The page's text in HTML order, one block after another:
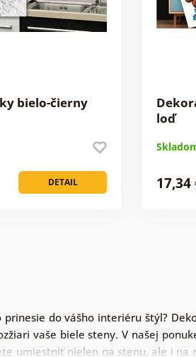
bielo-čierny
DETAIL
loď
17,34
do vášho interiéru štýl?
vaše biele steny. V našej
umiestniť nielen na stenu, ale i